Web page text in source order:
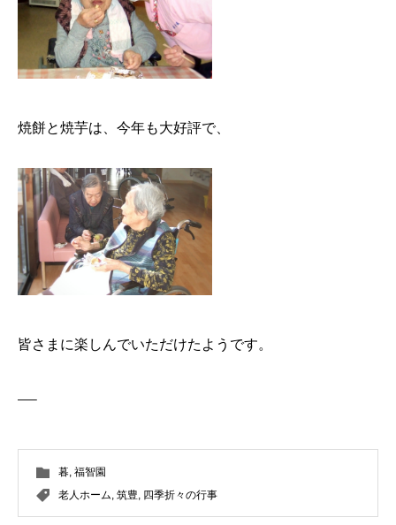
焼餅と焼芋は、今年も大好評で、
皆さまに楽しんでいただけたようです。
—–
暮, 福智園
老人ホーム, 筑豊, 四季折々の行事